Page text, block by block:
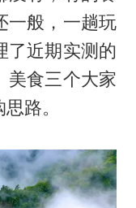
一般，一趟玩
了近期实测的
美食三个大家
路。